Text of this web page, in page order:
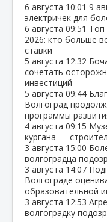
6 августа 10:01 9
электричек для
6 августа 09:51 Топ
2026: кто больше
ставки
5 августа 12:32
сочетать
инвестиций
5 августа 09:44
Волгоград
программы
4 августа 09:15
кургана —
3 августа 15:00
волгоградца
3 августа 14:07
Волгограде
образовательной
3 августа 12:53
волгоградку